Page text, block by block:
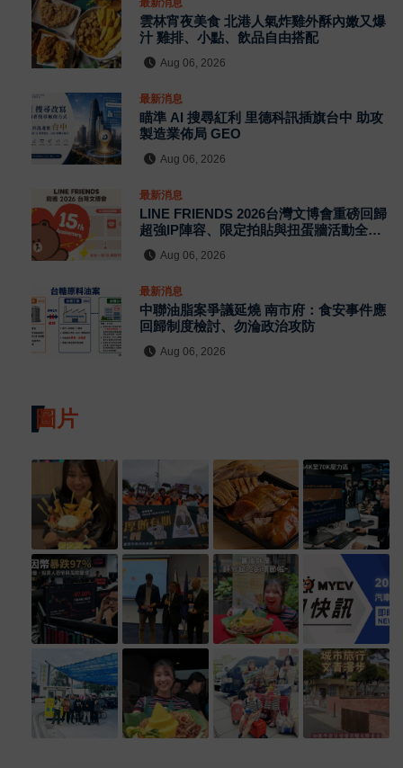
雲林宵夜美食 北港人氣炸雞外酥內嫩又爆
汁 雞排、小點、飲品自由搭配
Aug 06, 2026
最新消息
瞄準 AI 搜尋紅利 里德科訊插旗台中 助攻
製造業佈局 GEO
Aug 06, 2026
最新消息
LINE FRIENDS 2026台灣文博會重磅回歸
超強IP陣容、限定拍貼與扭蛋牆活動全公
開
Aug 06, 2026
最新消息
中聯油脂案爭議延燒 南市府：食安事件應
回歸制度檢討、勿淪政治攻防
Aug 06, 2026
圖片